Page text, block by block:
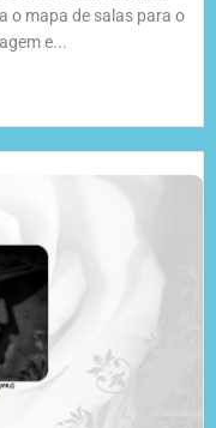
o mapa de salas para o
e...